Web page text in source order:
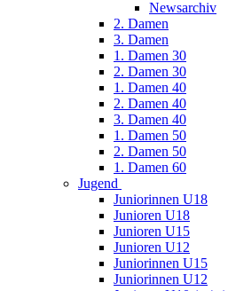
Newsarchiv
2. Damen
3. Damen
1. Damen 30
2. Damen 30
1. Damen 40
2. Damen 40
3. Damen 40
1. Damen 50
2. Damen 50
1. Damen 60
Jugend
Juniorinnen U18
Junioren U18
Junioren U15
Junioren U12
Juniorinnen U15
Juniorinnen U12